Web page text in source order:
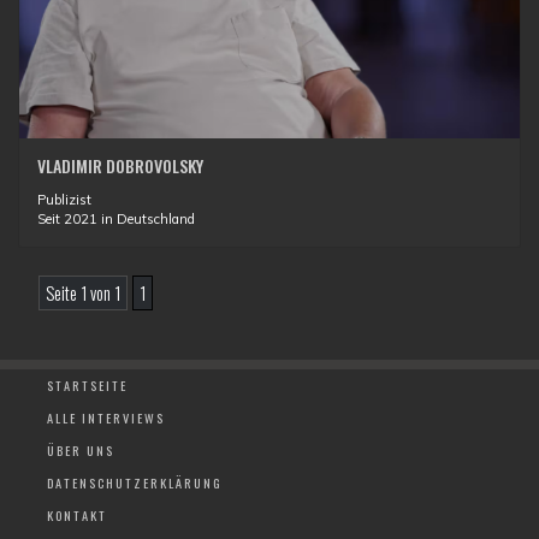
VLADIMIR DOBROVOLSKY
Publizist
Seit 2021 in Deutschland
Seite 1 von 1 1
STARTSEITE
ALLE INTERVIEWS
ÜBER UNS
DATENSCHUTZERKLÄRUNG
KONTAKT